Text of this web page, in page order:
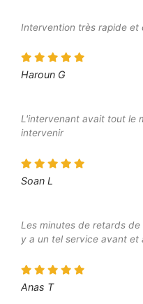
Intervention très rapide et
Haroun G
L'intervenant avait tout le
intervenir
Soan L
Les minutes de retards
y a un tel service avant et
Anas T